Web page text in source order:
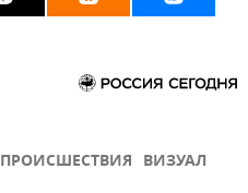
ПРОИСШЕСТВИЯ ВИЗУАЛ